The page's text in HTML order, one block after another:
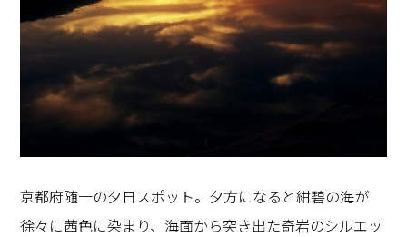
京都府随一の夕日スポット。夕方になると紺碧の海が
徐々に茜色に染まり、海面から突き出た奇岩のシルエッ